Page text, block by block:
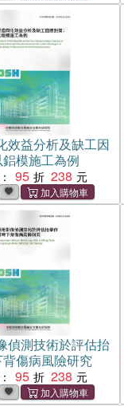
效益分析及缺工因
模施工為例
95 238
偵測技術於評估抬
傷病風險研究
95 238